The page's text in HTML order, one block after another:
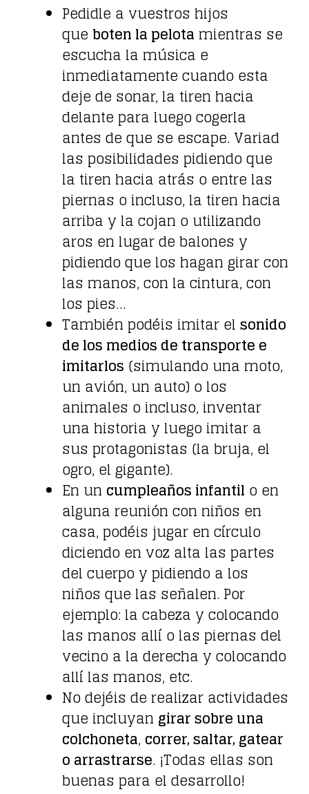
Pedidle a vuestros hijos
queboten la pelota mientras se
escucha la música e
inmediatamente cuando esta
deje de sonar, la tiren hacia
delante para luego cogerla
antes de que se escape. Variad
las posibilidades pidiendo que
la tiren hacia atrás o entre las
piernas o incluso, la tiren hacia
arriba y la cojan o utilizando
aros en lugar de balones y
pidiendo que los hagan girar con
las manos, con la cintura, con
los pies…
También podéis imitar elsonido
de los medios de transporte e
imitarlos (simulando una moto,
un avión, un auto) o los
animales o incluso, inventar
una historia y luego imitar a
sus protagonistas (la bruja, el
ogro, el gigante).
En un cumpleaños infantil o en
alguna reunión con niños en
casa, podéis jugar en círculo
diciendo en voz alta las partes
del cuerpo y pidiendo a los
niños que las señalen. Por
ejemplo: la cabeza y colocando
las manos allí o las piernas del
vecino a la derecha y colocando
allí las manos, etc.
No dejéis de realizar actividades
que incluyan girar sobre una
colchoneta, correr, saltar, gatear
o arrastrarse. ¡Todas ellas son
buenas para el desarrollo!